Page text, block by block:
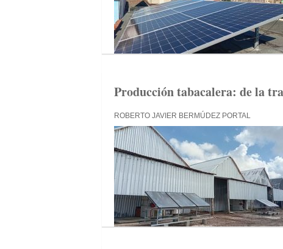
Producción tabacalera: de la
ROBERTO JAVIER BERMÚDEZ PORTAL